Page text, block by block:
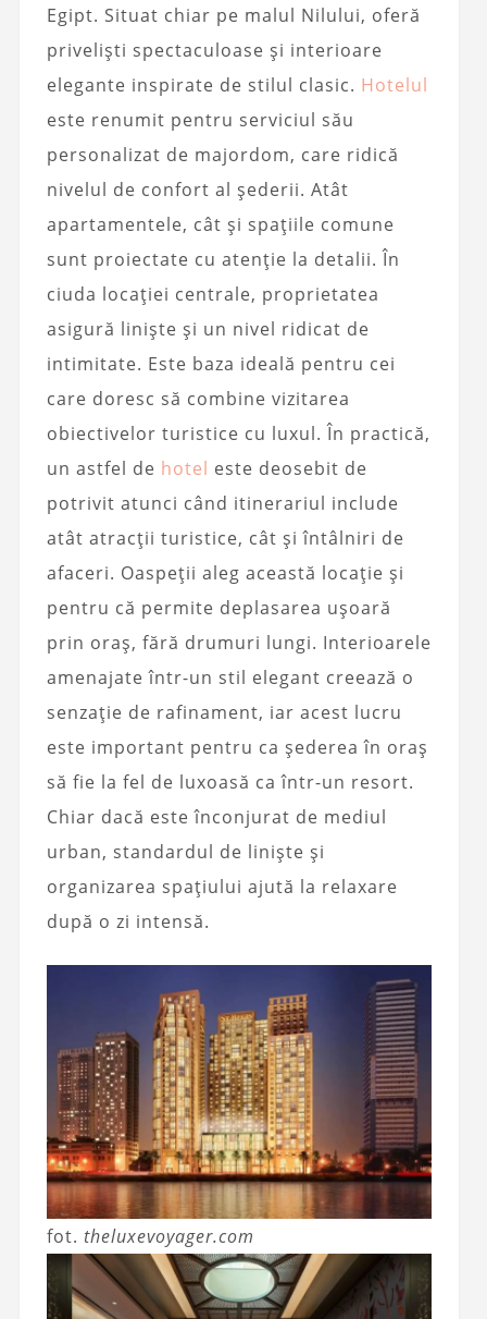
Egipt. Situat chiar pe malul Nilului, oferă
priveliști spectaculoase și interioare
elegante inspirate de stilul clasic. Hotelul
este renumit pentru serviciul său
personalizat de majordom, care ridică
nivelul de confort al șederii. Atât
apartamentele, cât și spațiile comune
sunt proiectate cu atenție la detalii. În
ciuda locației centrale, proprietatea
asigură liniște și un nivel ridicat de
intimitate. Este baza ideală pentru cei
care doresc să combine vizitarea
obiectivelor turistice cu luxul. În practică,
un astfel de hotel este deosebit de
potrivit atunci când itinerariul include
atât atracții turistice, cât și întâlniri de
afaceri. Oaspeții aleg această locație și
pentru că permite deplasarea ușoară
prin oraș, fără drumuri lungi. Interioarele
amenajate într-un stil elegant creează o
senzație de rafinament, iar acest lucru
este important pentru ca șederea în oraș
să fie la fel de luxoasă ca într-un resort.
Chiar dacă este înconjurat de mediul
urban, standardul de liniște și
organizarea spațiului ajută la relaxare
după o zi intensă.
fot. theluxevoyager.com